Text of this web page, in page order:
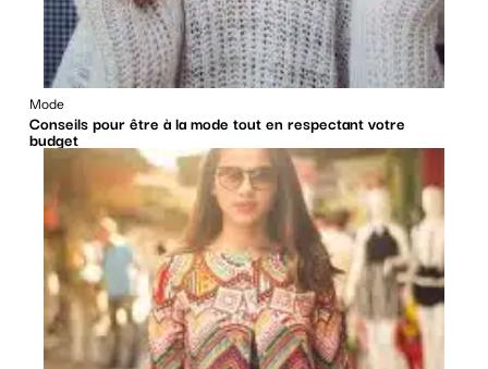
Mode
Conseils pour être à la mode tout en respectant votre
budget